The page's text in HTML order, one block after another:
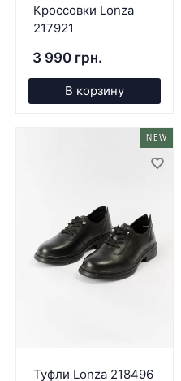
Кроссовки Lonza
217921
3 990 грн.
В корзину
NEW
Туфли Lonza 218496